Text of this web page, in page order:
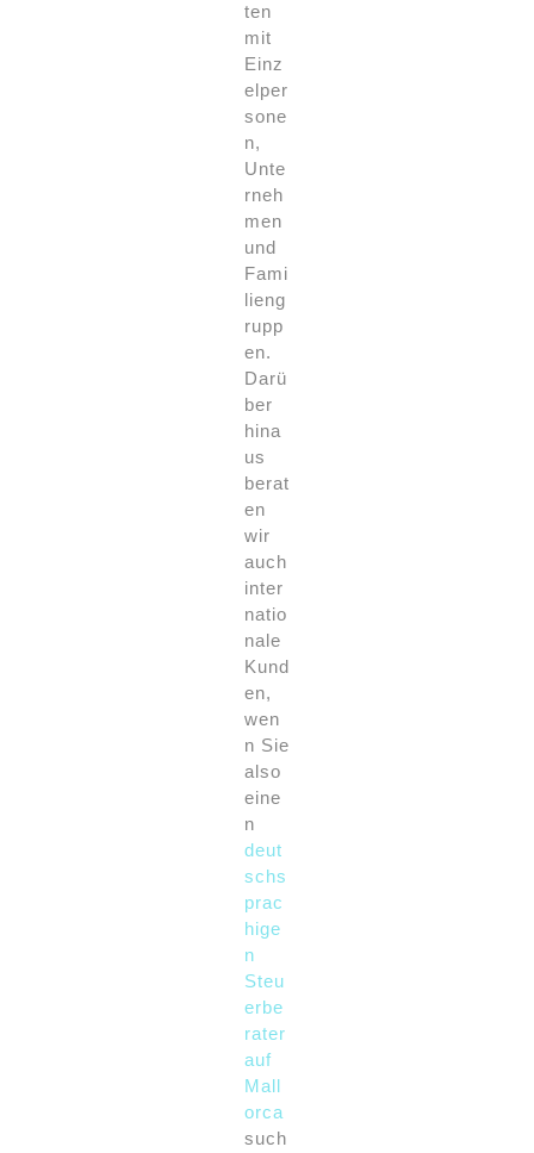
ten
mit
Einz
elper
sone
n,
Unte
rneh
men
und
Fami
lieng
rupp
en.
Darü
ber
hina
us
berat
en
wir
auch
inter
natio
nale
Kund
en,
wen
n Sie
also
eine
n
deut
schs
prac
hige
n
Steu
erbe
rater
auf
Mall
orca
such